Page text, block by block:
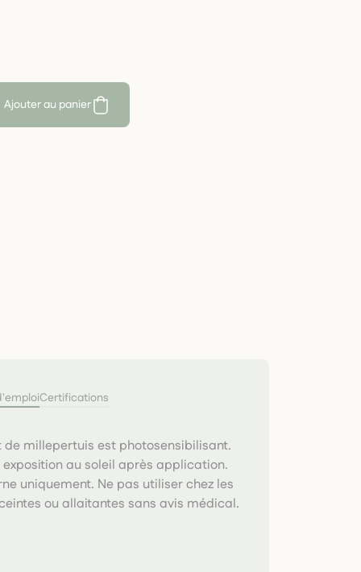
Ajouter au panier
Certifications
millepertuis est photosensibilisant.
exposition au soleil après application.
uniquement. Ne pas utiliser chez les
ou allaitantes sans avis médical.